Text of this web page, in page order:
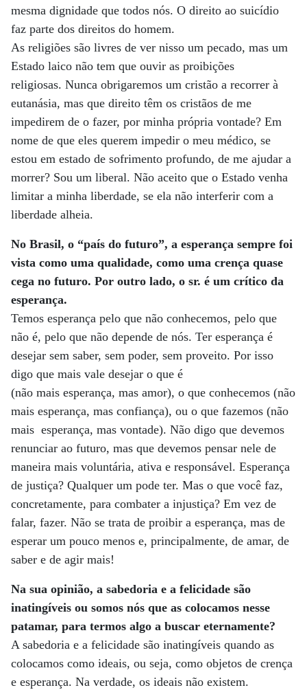
mesma dignidade que todos nós. O direito ao suicídio
faz parte dos direitos do homem.
As religiões são livres de ver nisso um pecado, mas um
Estado laico não tem que ouvir as proibições
religiosas. Nunca obrigaremos um cristão a recorrer à
eutanásia, mas que direito têm os cristãos de me
impedirem de o fazer, por minha própria vontade? Em
nome de que eles querem impedir o meu médico, se
estou em estado de sofrimento profundo, de me ajudar a
morrer? Sou um liberal. Não aceito que o Estado venha
limitar a minha liberdade, se ela não interferir com a
liberdade alheia.
No Brasil, o “país do futuro”, a esperança sempre foi
vista como uma qualidade, como uma crença quase
cega no futuro. Por outro lado, o sr. é um crítico da
esperança.
Temos esperança pelo que não conhecemos, pelo que
não é, pelo que não depende de nós. Ter esperança é
desejar sem saber, sem poder, sem proveito. Por isso
digo que mais vale desejar o que é
(não mais esperança, mas amor), o que conhecemos (não
mais esperança, mas confiança), ou o que fazemos (não
mais esperança, mas vontade). Não digo que devemos
renunciar ao futuro, mas que devemos pensar nele de
maneira mais voluntária, ativa e responsável. Esperança
de justiça? Qualquer um pode ter. Mas o que você faz,
concretamente, para combater a injustiça? Em vez de
falar, fazer. Não se trata de proibir a esperança, mas de
esperar um pouco menos e, principalmente, de amar, de
saber e de agir mais!
Na sua opinião, a sabedoria e a felicidade são
inatingíveis ou somos nós que as colocamos nesse
patamar, para termos algo a buscar eternamente?
A sabedoria e a felicidade são inatingíveis quando as
colocamos como ideais, ou seja, como objetos de crença
e esperança. Na verdade, os ideais não existem.